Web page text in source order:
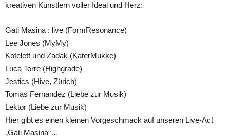
kreativen Künstlern voller Ideal und Herz:
Gati Masina : live (FormResonance)
Lee Jones (MyMy)
Kotelett und Zadak (KaterMukke)
Luca Torre (Highgrade)
Jestics (Hive, Zürich)
Tomas Fernandez (Liebe zur Musik)
Lektor (Liebe zur Musik)
Hier gibt es einen kleinen Vorgeschmack auf unseren Live-Act
„Gati Masina“…